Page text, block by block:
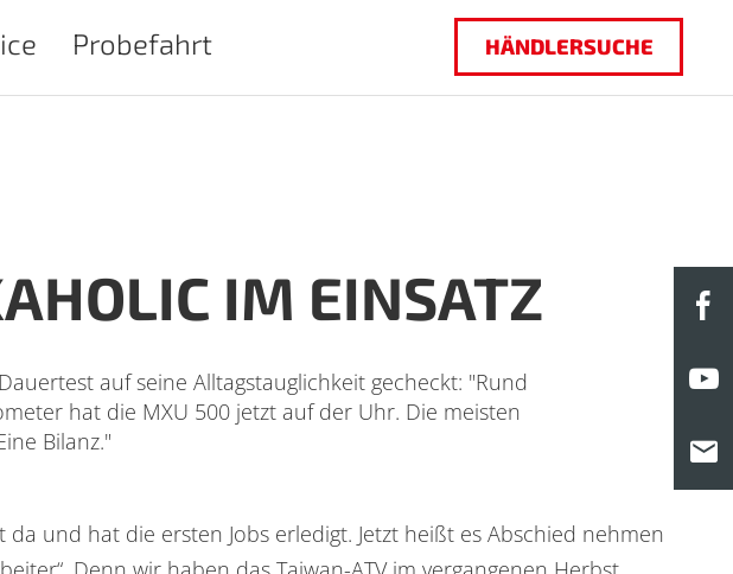
Probefahrt HÄNDLERSUCHE
IM EINSATZ
auf seine Alltagstauglichkeit gecheckt: "Rund
hat die MXU 500 jetzt auf der Uhr. Die meisten
Bilanz."
und hat die ersten Jobs erledigt. Jetzt heißt es Abschied nehmen
F
Y
M